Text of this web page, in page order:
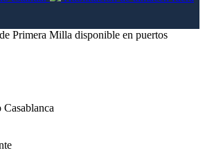
Primera Milla disponible en puertos